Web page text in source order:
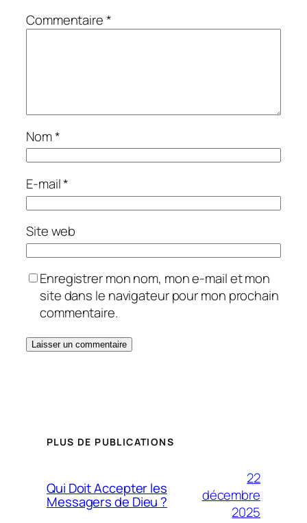
Commentaire*
Nom*
E-mail*
Site web
Enregistrer mon nom, mon e-mail et mon
site dans le navigateur pour mon prochain
commentaire.
PLUS DE PUBLICATIONS
Qui Doit Accepter les
Messagers de Dieu ?
22
décembre
2025